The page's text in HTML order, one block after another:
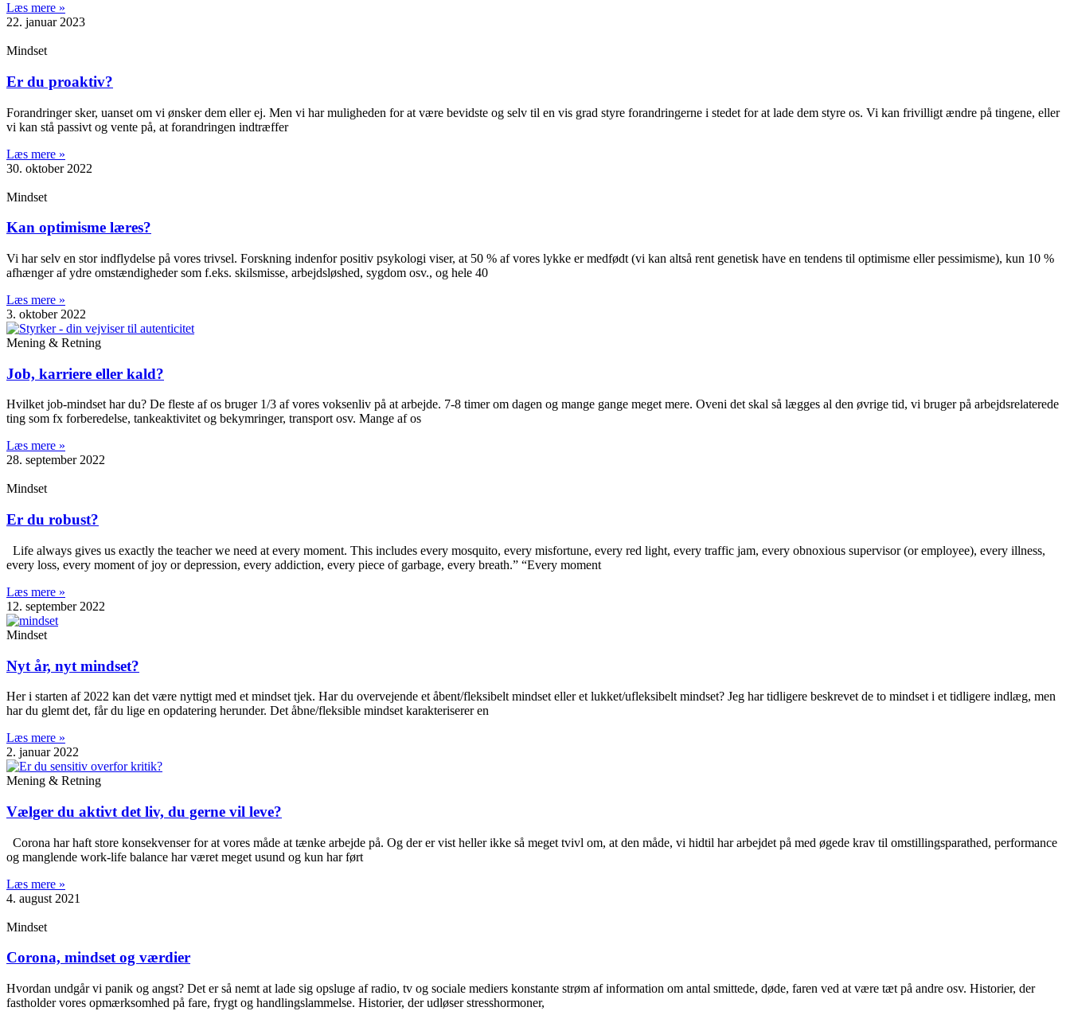
Læs mere »
22. januar 2023
Mindset
Er du proaktiv?
Forandringer sker, uanset om vi ønsker dem eller ej. Men vi har muligheden for at være bevidste og selv til en vis grad styre forandringerne i stedet for at lade dem styre os. Vi kan frivilligt ændre på tingene, eller
vi kan stå passivt og vente på, at forandringen indtræffer
Læs mere »
30. oktober 2022
Mindset
Kan optimisme læres?
Vi har selv en stor indflydelse på vores trivsel. Forskning indenfor positiv psykologi viser, at 50 % af vores lykke er medfødt (vi kan altså rent genetisk have en tendens til optimisme eller pessimisme), kun 10 %
afhænger af ydre omstændigheder som f.eks. skilsmisse, arbejdsløshed, sygdom osv., og hele 40
Læs mere »
3. oktober 2022
Mening & Retning
Job, karriere eller kald?
Hvilket job-mindset har du? De fleste af os bruger 1/3 af vores voksenliv på at arbejde. 7-8 timer om dagen og mange gange meget mere. Oveni det skal så lægges al den øvrige tid, vi bruger på arbejdsrelaterede
ting som fx forberedelse, tankeaktivitet og bekymringer, transport osv. Mange af os
Læs mere »
28. september 2022
Mindset
Er du robust?
Life always gives us exactly the teacher we need at every moment. This includes every mosquito, every misfortune, every red light, every traffic jam, every obnoxious supervisor (or employee), every illness,
every loss, every moment of joy or depression, every addiction, every piece of garbage, every breath.” “Every moment
Læs mere »
12. september 2022
Mindset
Nyt år, nyt mindset?
Her i starten af 2022 kan det være nyttigt med et mindset tjek. Har du overvejende et åbent/fleksibelt mindset eller et lukket/ufleksibelt mindset? Jeg har tidligere beskrevet de to mindset i et tidligere indlæg, men
har du glemt det, får du lige en opdatering herunder. Det åbne/fleksible mindset karakteriserer en
Læs mere »
2. januar 2022
Mening & Retning
Vælger du aktivt det liv, du gerne vil leve?
Corona har haft store konsekvenser for at vores måde at tænke arbejde på. Og der er vist heller ikke så meget tvivl om, at den måde, vi hidtil har arbejdet på med øgede krav til omstillingsparathed, performance
og manglende work-life balance har været meget usund og kun har ført
Læs mere »
4. august 2021
Mindset
Corona, mindset og værdier
Hvordan undgår vi panik og angst? Det er så nemt at lade sig opsluge af radio, tv og sociale mediers konstante strøm af information om antal smittede, døde, faren ved at være tæt på andre osv. Historier, der
fastholder vores opmærksomhed på fare, frygt og handlingslammelse. Historier, der udløser stresshormoner,